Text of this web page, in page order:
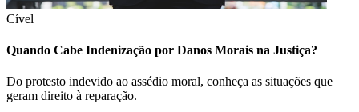
Cível
Quando Cabe Indenização por Danos Morais na Justiça?
Do protesto indevido ao assédio moral, conheça as situações que
geram direito à reparação.